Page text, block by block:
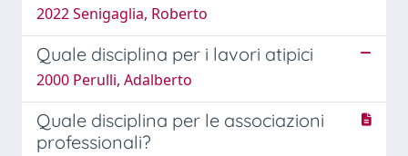
2022 Senigaglia, Roberto
Quale disciplina per i lavori atipici
2000 Perulli, Adalberto
Quale disciplina per le associazioni
professionali?